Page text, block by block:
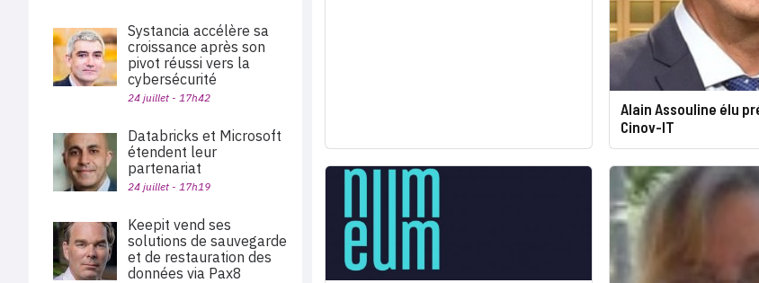
Alain Assouline élu
Cinov-IT
Systancia accélère sa
croissance après son
pivot réussi vers la
cybersécurité
24 juillet - 17h42
Databricks et Microsoft
étendent leur
partenariat
24 juillet - 17h19
Keepit vend ses
solutions de sauvegarde
et de restauration des
données via Pax8